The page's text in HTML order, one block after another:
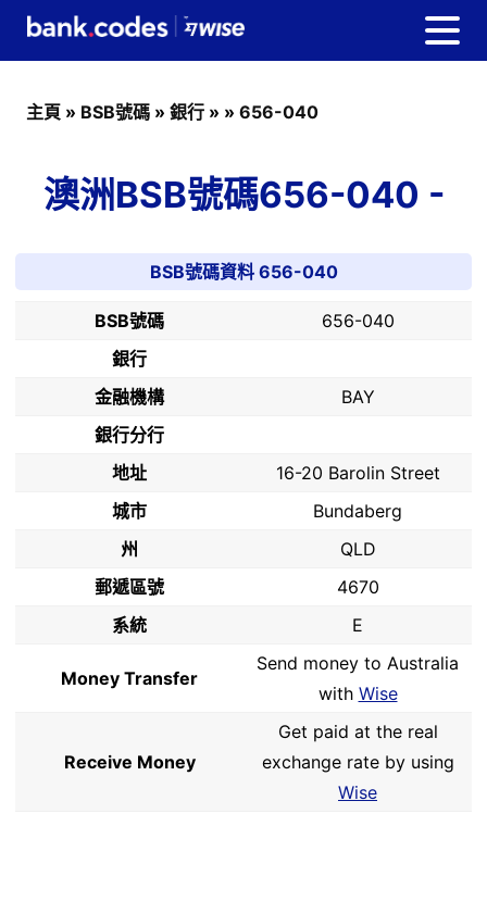
主頁 » BSB號碼 » 銀行 » » 656-040
澳洲BSB號碼656-040 -
BSB號碼資料 656-040
BSB號碼
656-040
銀行
金融機構
BAY
銀行分行
地址
16-20 Barolin Street
城市
Bundaberg
州
QLD
郵遞區號
4670
系統
E
Money Transfer
Send money to Australia
with Wise
Receive Money
Get paid at the real
exchange rate by using
Wise